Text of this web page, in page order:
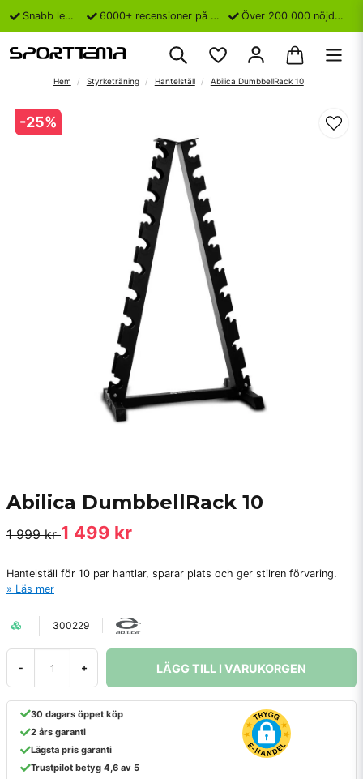
Snabb leverans 6000+ recensioner på Trustpilot Över 200 000 nöjda kunder
Hem Styrketräning Hantelställ Abilica DumbbellRack 10
-25%
Abilica DumbbellRack 10
1 999 kr1 499 kr
Hantelställ för 10 par hantlar, sparar plats och ger stilren förvaring.
Läs mer
300229
- + LÄGG TILL I VARUKORGEN
30 dagars öppet köp
2 års garanti
Lägsta pris garanti
Trustpilot betyg 4,6 av 5